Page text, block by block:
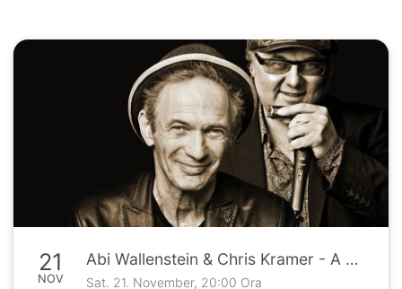
21
NOV
Abi Wallenstein & Chris Kramer - A Magical Blues Night
Sat. 21. November, 20:00 Ora